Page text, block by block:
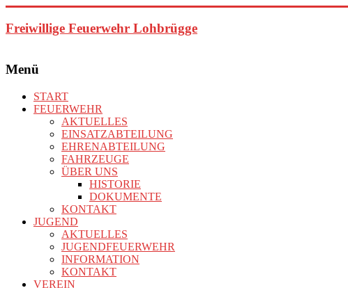
Inhalt
springen
Freiwillige Feuerwehr Lohbrügge
Menü
START
FEUERWEHR
AKTUELLES
EINSATZABTEILUNG
EHRENABTEILUNG
FAHRZEUGE
ÜBER UNS
HISTORIE
DOKUMENTE
KONTAKT
JUGEND
AKTUELLES
JUGENDFEUERWEHR
INFORMATION
KONTAKT
VEREIN